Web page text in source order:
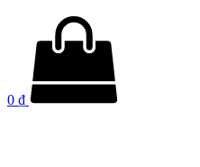
0 ₫